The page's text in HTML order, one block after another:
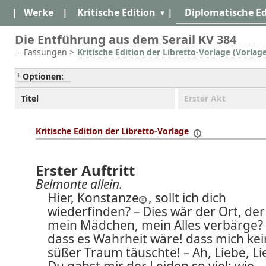
| Werke | Kritische Edition | Diplomatische
Die Entführung aus dem Serail KV 384
Fassungen > Kritische Edition der Libretto-Vorlage
Optionen:
Titel
Erster Akt
Kritische Edition der Libretto-Vorlage
Erster Auftritt
Belmonte allein.
Hier, Konstanze
, sollt ich dich
wiederfinden? – Dies wär der Ort, der
mein Mädchen, mein Alles verbärge?
dass es Wahrheit wäre! dass mich
süßer Traum täuschte! – Ah, Liebe,